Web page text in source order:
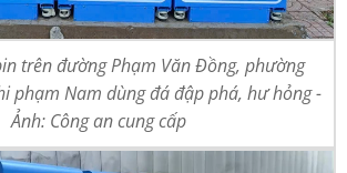
trên đường Phạm Văn Đồng, phường
phạm Nam dùng đá đập phá, hư hỏng -
Ảnh: Công an cung cấp